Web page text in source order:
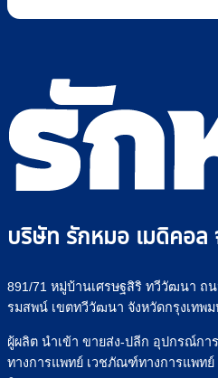
บริษัท รักหมอ เมดิคอล
891/71 หมู่บ้านเศรษฐสิริ ทวีวัฒนา ถ
รมสพน์ เขตทวีวัฒนา จังหวัดกรุงเทพ
ผู้ผลิต นำเข้า ขายส่ง-ปลีก อุปกรณ์ก
ทางการแพทย์ เวชภัณฑ์ทางการแพท